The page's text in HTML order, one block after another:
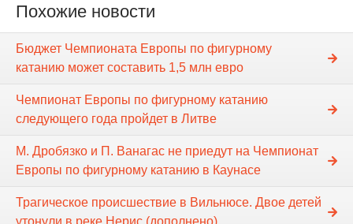
Похожие новости
Бюджет Чемпионата Европы по фигурному
катанию может составить 1,5 млн евро
Чемпионат Европы по фигурному катанию
следующего года пройдет в Литве
М. Дробязко и П. Ванагас не приедут на Чемпионат
Европы по фигурному катанию в Каунасе
Трагическое происшествие в Вильнюсе. Двое детей
утонули в реке Нерис (дополнено)